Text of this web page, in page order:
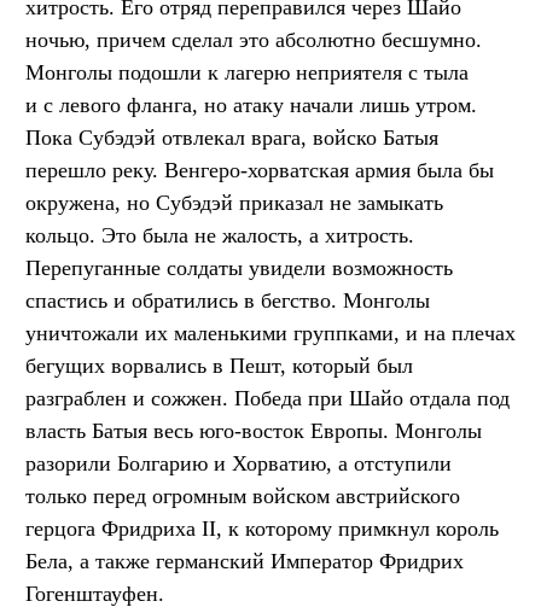
хитрость. Его отряд переправился через Шайо
ночью, причем сделал это абсолютно бесшумно.
Монголы подошли к лагерю неприятеля с тыла
и с левого фланга, но атаку начали лишь утром.
Пока Субэдэй отвлекал врага, войско Батыя
перешло реку. Венгеро-хорватская армия была бы
окружена, но Субэдэй приказал не замыкать
кольцо. Это была не жалость, а хитрость.
Перепуганные солдаты увидели возможность
спастись и обратились в бегство. Монголы
уничтожали их маленькими группками, и на плечах
бегущих ворвались в Пешт, который был
разграблен и сожжен. Победа при Шайо отдала под
власть Батыя весь юго-восток Европы. Монголы
разорили Болгарию и Хорватию, а отступили
только перед огромным войском австрийского
герцога Фридриха II, к которому примкнул король
Бела, а также германский Император Фридрих
Гогенштауфен.